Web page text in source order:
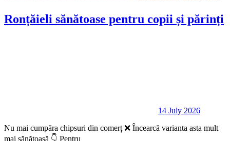
Ronțăieli sănătoase pentru copii și părinți
14 July 2026
Nu mai cumpăra chipsuri din comerț ❌ Încearcă varianta asta mult
mai sănătoasă 👇 Pentru